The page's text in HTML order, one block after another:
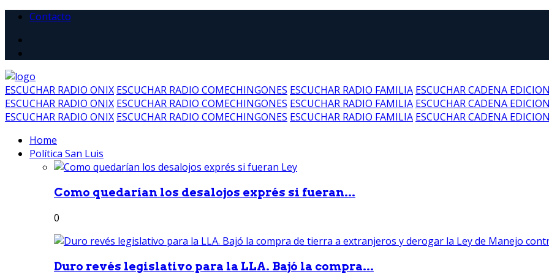
Contacto
ESCUCHAR RADIO ONIX ESCUCHAR RADIO COMECHINGONES ESCUCHAR RADIO FAMILIA ESCUCHAR CADENA EDICION
ESCUCHAR RADIO ONIX ESCUCHAR RADIO COMECHINGONES ESCUCHAR RADIO FAMILIA ESCUCHAR CADENA EDICION
ESCUCHAR RADIO ONIX ESCUCHAR RADIO COMECHINGONES ESCUCHAR RADIO FAMILIA ESCUCHAR CADENA EDICION
Home
Política San Luis
Como quedarían los desalojos exprés si fueran...
0
Duro revés legislativo para la LLA. Bajó la compra...